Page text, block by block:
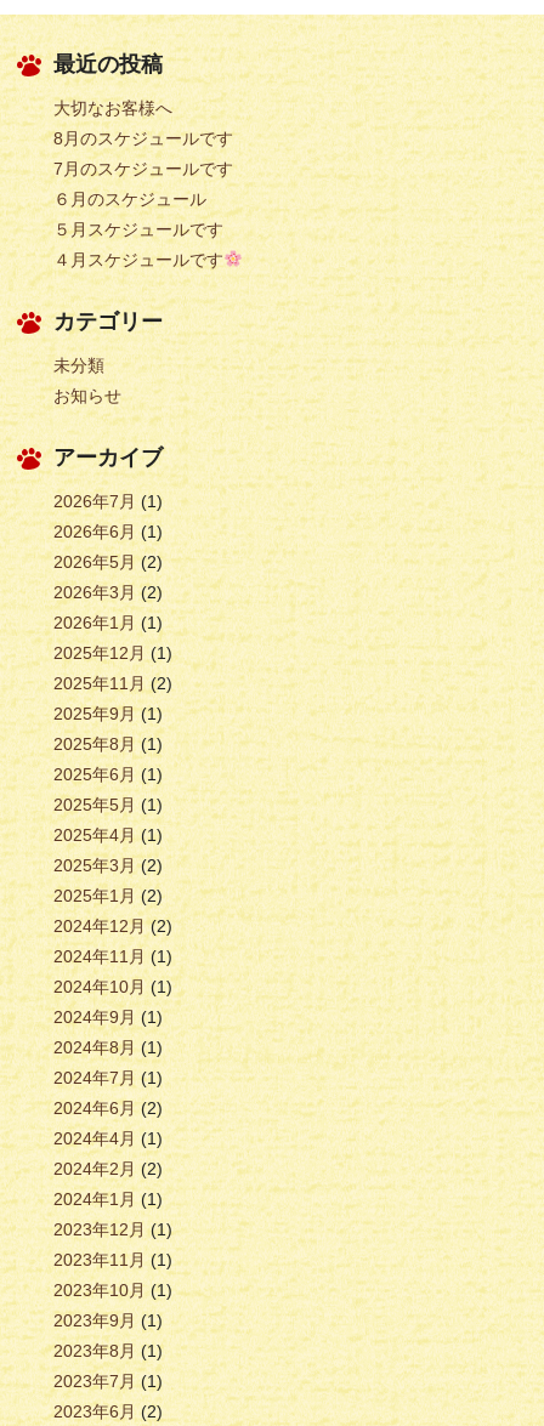
最近の投稿
大切なお客様へ
8月のスケジュールです
7月のスケジュールです
６月のスケジュール
５月スケジュールです
４月スケジュールです
カテゴリー
未分類
お知らせ
アーカイブ
2026年7月 (1)
2026年6月 (1)
2026年5月(2)
2026年3月(2)
2026年1月(1)
2025年12月(1)
2025年11月(2)
2025年9月(1)
2025年8月(1)
2025年6月 (1)
2025年5月(1)
2025年4月(1)
2025年3月(2)
2025年1月(2)
2024年12月(2)
2024年11月 (1)
2024年10月(1)
2024年9月(1)
2024年8月(1)
2024年7月(1)
2024年6月(2)
2024年4月 (1)
2024年2月 (2)
2024年1月(1)
2023年12月(1)
2023年11月(1)
2023年10月(1)
2023年9月(1)
2023年8月(1)
2023年7月(1)
2023年6月(2)